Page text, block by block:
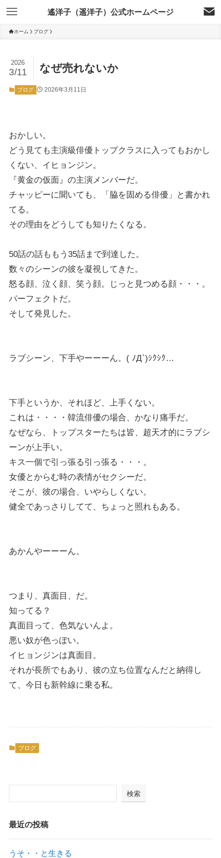
遙洋子（遥洋子）公式ホームページ
ホーム ブログ
なぜ売れないか
2026
3/11
ブログ 2026年3月11日
おかしい。
どう見ても主演級俳優トップクラスに入ってもおかし
くない、イヒョンジン。
『黄金の仮面』の主演メンバーだ。
チャッピーに聞いても、「脇を固める俳優」と書かれ
てる。
その理由をどうしても知りたくなる。
50話の話ももう35話まで到達した。
数々のシーンの彼を凝視してきた。
怒る顔、泣く顔、笑う顔。じっと見つめる顔・・・。
パーフェクトだ。
そして発見した。
ラブシーン、下手やーーーん。( ﾉД`)ｼｸｼｸ…
下手というか、それほど、上手くない。
これは・・・・韓流俳優の場合、かなり痛手だ。
なぜなら、トップスターたちは皆、超天才的にラブシ
ーンが上手い。
キス一個で引っ張る引っ張る・・・。
女優とからむ時の表情がセクシーだ。
そこが、彼の場合、いやらしくない。
健全であっさりしてて、ちょっと照れもある。
あかんやーーーん。
つまり、真面目、だ。
知ってる？
真面目って、色気ないんよ。
悪い奴が色っぽい。
イヒョンジンは真面目。
それが長所でもあり、彼の立ち位置なんだと納得し
て、今日も新幹線に乗る私。
ブログ
検索
最近の投稿
うそ・・と生きる